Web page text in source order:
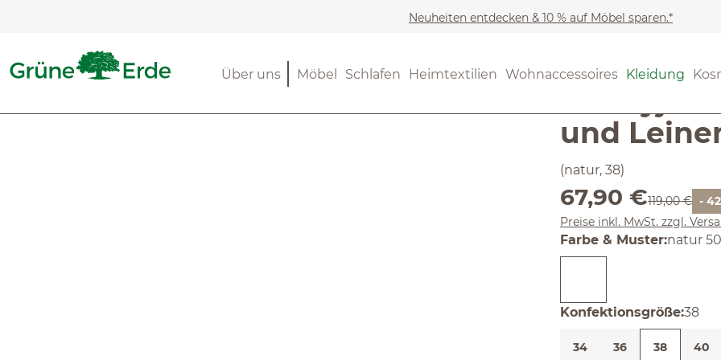
Neuheiten entdecken & 10 % auf Möbel sparen.*
Möbel Schlafen Heimtextilien Wohnaccessoires Kleidung
Über uns
Noch keine Bewertungen
und
(natur, 38)
Verkaufspreis:
67,90 €Regulärer
119,00 € -
Preise inkl. MwSt. zzgl.
Farbe & Muster:natur
Konfektionsgröße:38
34 36 38 40